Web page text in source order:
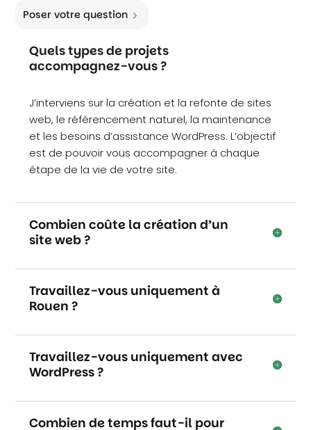
Poser votre question
Quels types de projets
accompagnez-vous ?
J’interviens sur la création et la refonte de sites
web, le référencement naturel, la maintenance
et les besoins d’assistance WordPress. L’objectif
est de pouvoir vous accompagner à chaque
étape de la vie de votre site.
Combien coûte la création d’un
site web ?
Travaillez-vous uniquement à
Rouen ?
Travaillez-vous uniquement avec
WordPress ?
Combien de temps faut-il pour